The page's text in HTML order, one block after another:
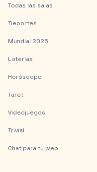
Todas las salas
Deportes
Mundial 2026
Loterías
Horóscopo
Tarot
Videojuegos
Trivial
Chat para tu web